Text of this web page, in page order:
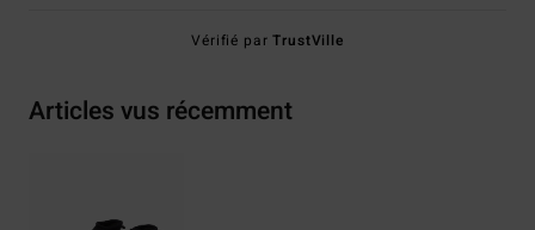
Vérifié parTrustVille
Articles vus récemment